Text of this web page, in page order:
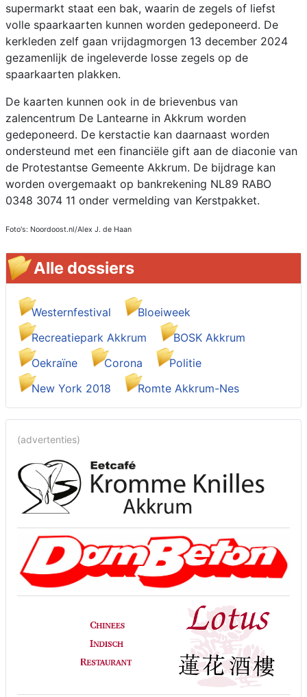
supermarkt staat een bak, waarin de zegels of liefst
volle spaarkaarten kunnen worden gedeponeerd. De
kerkleden zelf gaan vrijdagmorgen 13 december 2024
gezamenlijk de ingeleverde losse zegels op de
spaarkaarten plakken.
De kaarten kunnen ook in de brievenbus van
zalencentrum De Lantearne in Akkrum worden
gedeponeerd. De kerstactie kan daarnaast worden
ondersteund met een financiële gift aan de diaconie van
de Protestantse Gemeente Akkrum. De bijdrage kan
worden overgemaakt op bankrekening NL89 RABO
0348 3074 11 onder vermelding van Kerstpakket.
Foto's: Noordoost.nl/Alex J. de Haan
Alle dossiers
Westernfestival
Bloeiweek
Recreatiepark Akkrum
BOSK Akkrum
Oekraïne
Corona
Politie
New York 2018
Romte Akkrum-Nes
(advertenties)